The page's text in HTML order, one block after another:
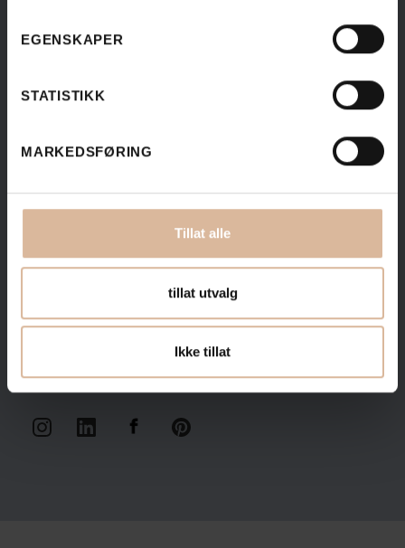
EGENSKAPER
STATISTIKK
MARKEDSFØRING
Tillat alle
tillat utvalg
Ikke tillat
Vil du motta innholdsrike nyhetsbrev